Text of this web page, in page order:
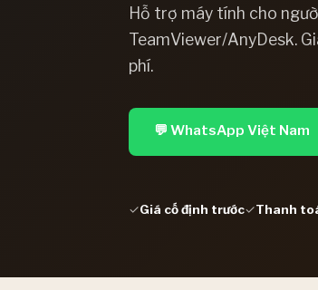
Hỗ trợ máy tính cho
TeamViewer/AnyDesk.
phí.
💬 WhatsApp Việt Nam
✓Giá cố định trước✓Thanh